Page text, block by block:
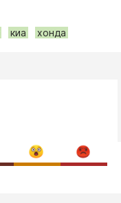
киа хонда